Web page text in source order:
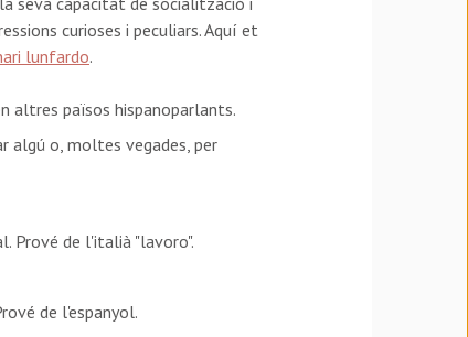
curioses i peculiars. Aquí et
lunfardo.
altres països hispanoparlants.
algú o, moltes vegades, per
Prové de l'italià "lavoro".
de l'espanyol.